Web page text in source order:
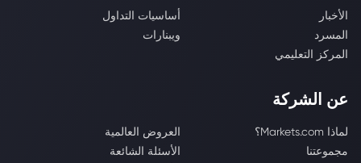
الأخبار
أساسيات التداول
المسرد
ويبنارات
المركز التعليمي
عن الشركة
لماذا Markets.com؟
العروض العالمية
مجموعتنا
الأسئلة الشائعة